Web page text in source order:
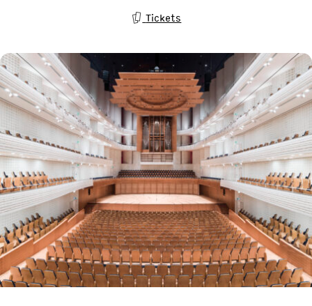
Tickets